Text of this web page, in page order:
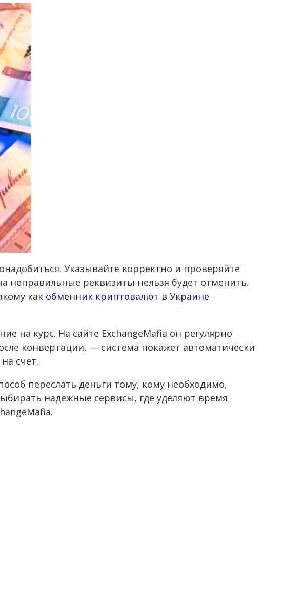
Указывайте корректно и проверяйте
неправильные реквизиты нельзя будет отменить.
как обменник криптовалют в Украине
курс. На сайте ExchangeMafia он регулярно
конвертации, — система покажет автоматически
счет.
переслать деньги тому, кому необходимо,
надежные сервисы, где уделяют время